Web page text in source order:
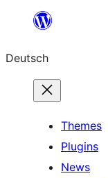
springen
Deutsch
Themes
Plugins
News